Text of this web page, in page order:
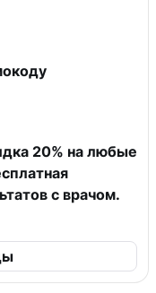
20% на любые
с врачом.